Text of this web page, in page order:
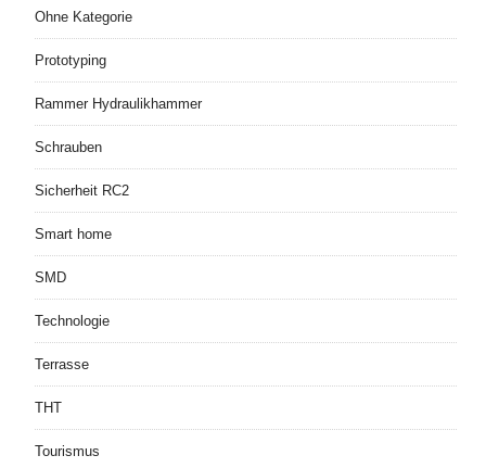
Ohne Kategorie
Prototyping
Rammer Hydraulikhammer
Schrauben
Sicherheit RC2
Smart home
SMD
Technologie
Terrasse
THT
Tourismus